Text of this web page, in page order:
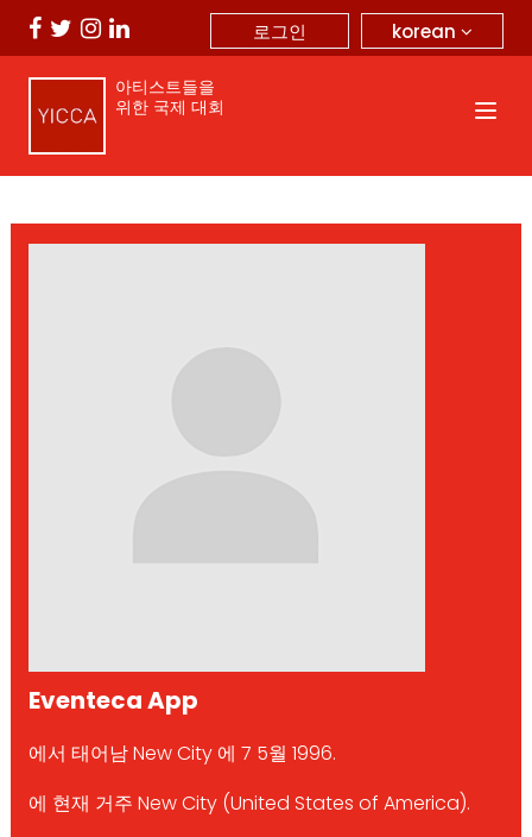
korean
로그인
아티스트들을
위한 국제 대회
Eventeca App
에서 태어남 New City 에 7 5월 1996.
에 현재 거주 New City (United States of America).